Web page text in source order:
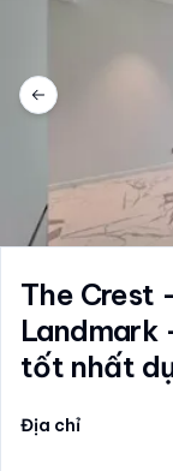
Previous slide
The Crest
Landmark
tốt nhất
Địa chỉ